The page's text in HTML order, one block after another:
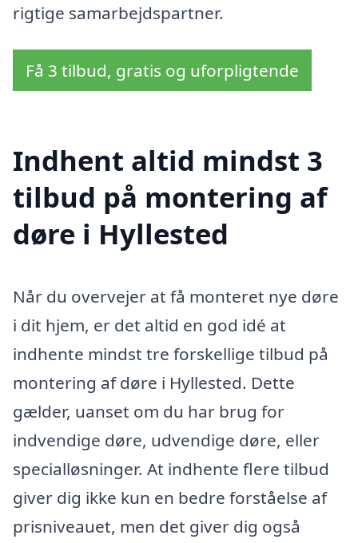
rigtige samarbejdspartner.
Få 3 tilbud, gratis og uforpligtende
Indhent altid mindst 3
tilbud på montering af
døre i Hyllested
Når du overvejer at få monteret nye døre
i dit hjem, er det altid en god idé at
indhente mindst tre forskellige tilbud på
montering af døre i Hyllested. Dette
gælder, uanset om du har brug for
indvendige døre, udvendige døre, eller
specialløsninger. At indhente flere tilbud
giver dig ikke kun en bedre forståelse af
prisniveauet, men det giver dig også